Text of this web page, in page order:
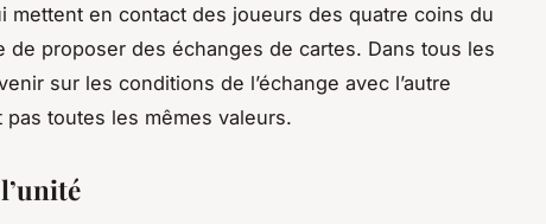
mettent en contact des joueurs des quatre coins du
de proposer des échanges de cartes. Dans tous les
sur les conditions de l’échange avec l’autre
pas toutes les mêmes valeurs.